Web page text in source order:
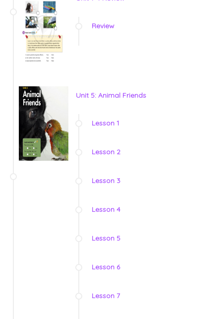
Review
Unit 5: Animal Friends
Lesson 1
Lesson 2
Lesson 3
Lesson 4
Lesson 5
Lesson 6
Lesson 7